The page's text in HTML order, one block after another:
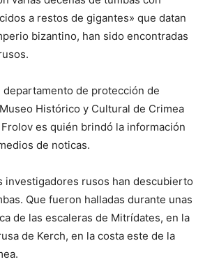
a restos de gigantes» que datan
bizantino, han sido encontradas
de protección de
Histórico y Cultural de Crimea
es quién brindó la información
de noticas.
investigadores rusos han descubierto
Que fueron halladas durante unas
de las escaleras de Mitrídates, en la
de Kerch, en la costa este de la